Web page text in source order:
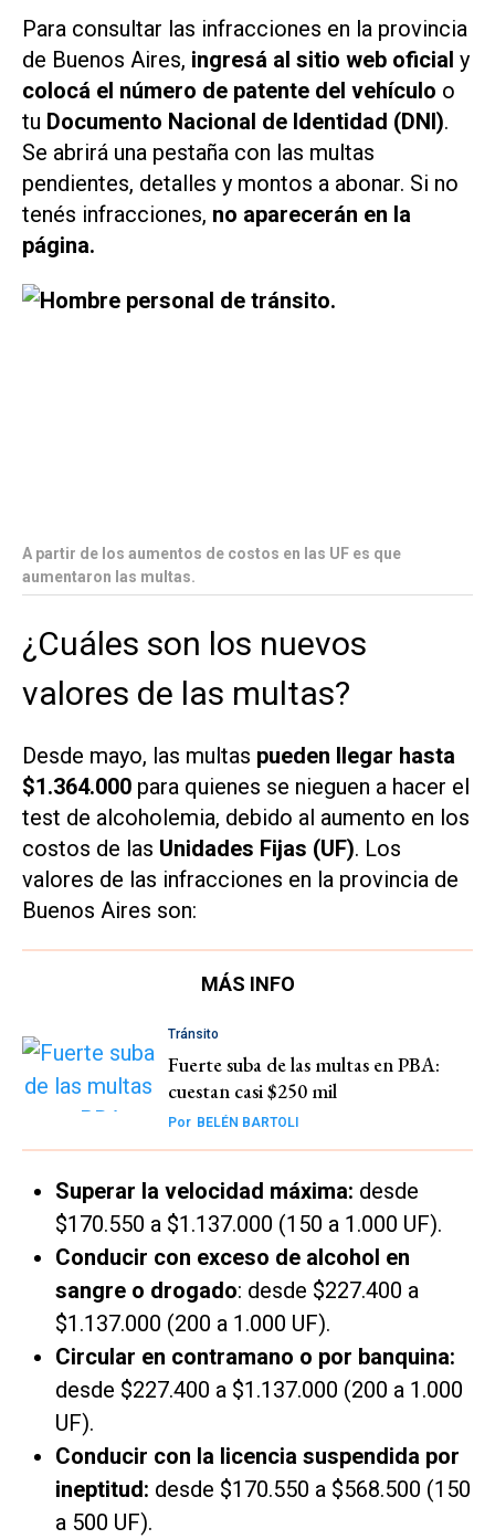
Para consultar las infracciones en la provincia
de Buenos Aires, ingresá al sitio web oficial y
colocá el número de patente del vehículo o
tu Documento Nacional de Identidad (DNI).
Se abrirá una pestaña con las multas
pendientes, detalles y montos a abonar. Si no
tenés infracciones, no aparecerán en la
página.
A partir de los aumentos de costos en las UF es que
aumentaron las multas.
¿Cuáles son los nuevos
valores de las multas?
Desde mayo, las multas pueden llegar hasta
$1.364.000 para quienes se nieguen a hacer el
test de alcoholemia, debido al aumento en los
costos de las Unidades Fijas (UF). Los
valores de las infracciones en la provincia de
Buenos Aires son:
MÁS INFO
Tránsito
Fuerte suba de las multas en PBA:
cuestan casi $250 mil
Por BELÉN BARTOLI
Superar la velocidad máxima: desde
$170.550 a $1.137.000 (150 a 1.000 UF).
Conducir con exceso de alcohol en
sangre o drogado: desde $227.400 a
$1.137.000 (200 a 1.000 UF).
Circular en contramano o por banquina:
desde $227.400 a $1.137.000 (200 a 1.000
UF).
Conducir con la licencia suspendida por
ineptitud: desde $170.550 a $568.500 (150
a 500 UF).